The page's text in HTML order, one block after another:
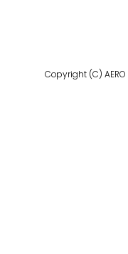
Copyright (C) AERO